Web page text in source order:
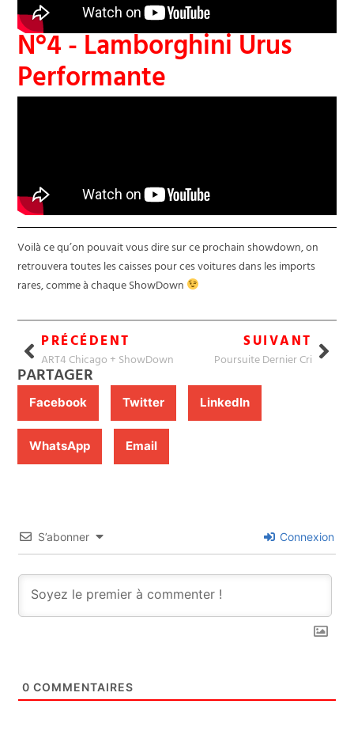
N°4 - Lamborghini Urus
Performante
Voilà ce qu’on pouvait vous dire sur ce prochain showdown, on
retrouvera toutes les caisses pour ces voitures dans les imports
rares, comme à chaque ShowDown
PRÉCÉDENT
ART4 Chicago + ShowDown
SUIVANT
Poursuite Dernier Cri
PARTAGER
Facebook Twitter LinkedIn
WhatsApp Email
S’abonner Connexion
0 COMMENTAIRES